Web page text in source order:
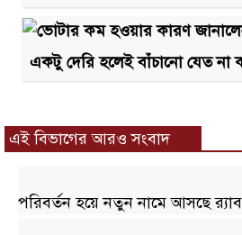
একটু দেরি হলেই বাঁচানো যেত না
এই বিভাগের আরও সংবাদ
পরিবর্তন হয়ে নতুন নামে আসছে র‌্যাব